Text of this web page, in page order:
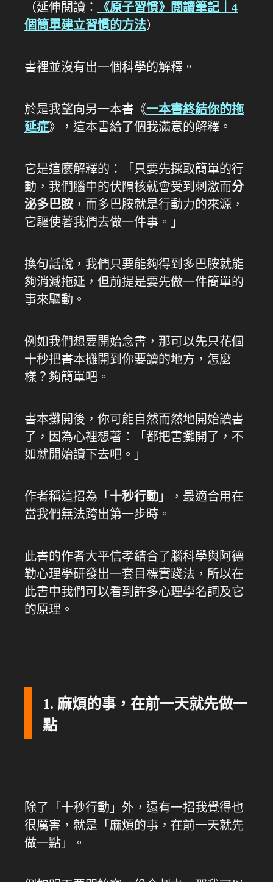
（延伸閱讀：
《原子習慣》閱讀筆記｜4
個簡單建立習慣的方法）
書裡並沒有出一個科學的解釋。
於是我望向另一本書《一本書終結你的拖
延症》，這本書給了個我滿意的解釋。
它是這麼解釋的：「只要先採取簡單的行
動，我們腦中的伏隔核就會受到刺激而分
泌多巴胺 ，而多巴胺就是行動力的來源，
它驅使著我們去做一件事。」
換句話說，我們只要能夠得到多巴胺就能
夠消滅拖延，但前提是要先做一件簡單的
事來驅動。
例如我們想要開始念書，那可以先只花個
十秒把書本攤開到你要讀的地方，怎麼
樣？夠簡單吧。
書本攤開後，你可能自然而然地開始讀書
了，因為心裡想著：「都把書攤開了，不
如就開始讀下去吧。」
作者稱這招為「 十秒行動 」，最適合用在
當我們無法跨出第一步時。
此書的作者大平信孝結合了腦科學與阿德
勒心理學研發出一套目標實踐法，所以在
此書中我們可以看到許多心理學名詞及它
的原理。
1. 麻煩的事，在前一天就先做一
點
除了「十秒行動」外，還有一招我覺得也
很厲害，就是「麻煩的事，在前一天就先
做一點」。